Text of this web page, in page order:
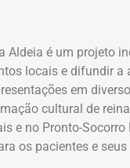
Aldeia é um projeto
locais e difundir
em
cultural de
e no Pronto-
os pacientes e